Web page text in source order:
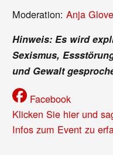
Moderation:Anja
Hinweis: Es wird
Sexismus,
und Gewalt
Facebook
Klicken Sie hier und
Infos zum Event zu